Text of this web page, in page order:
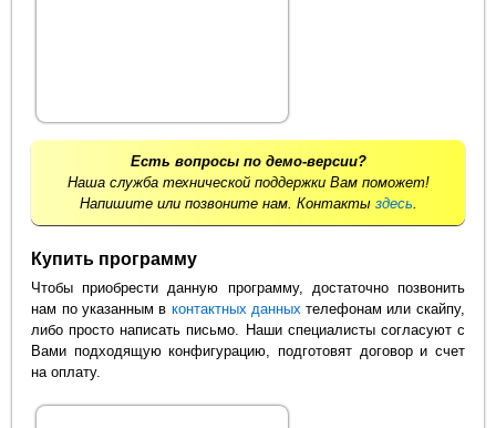
Есть вопросы по демо-версии?
Наша служба технической поддержки Вам поможет!
Напишите или позвоните нам. Контакты здесь
Купить программу
Чтобы приобрести данную программу, достаточно позвонить
нам по указанным в контактных данных телефонам или скайпу,
либо просто написать письмо. Наши специалисты согласуют с
Вами подходящую конфигурацию, подготовят договор и счет
на оплату.